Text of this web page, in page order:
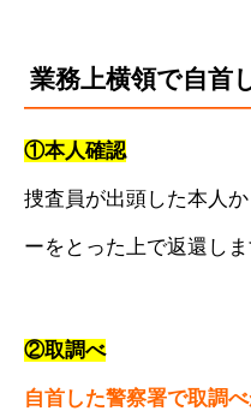
業務上横領で自首
①本人確認
捜査員が出頭した本人
ーをとった上で返還しま
②取調べ
自首した警察署で取調べ